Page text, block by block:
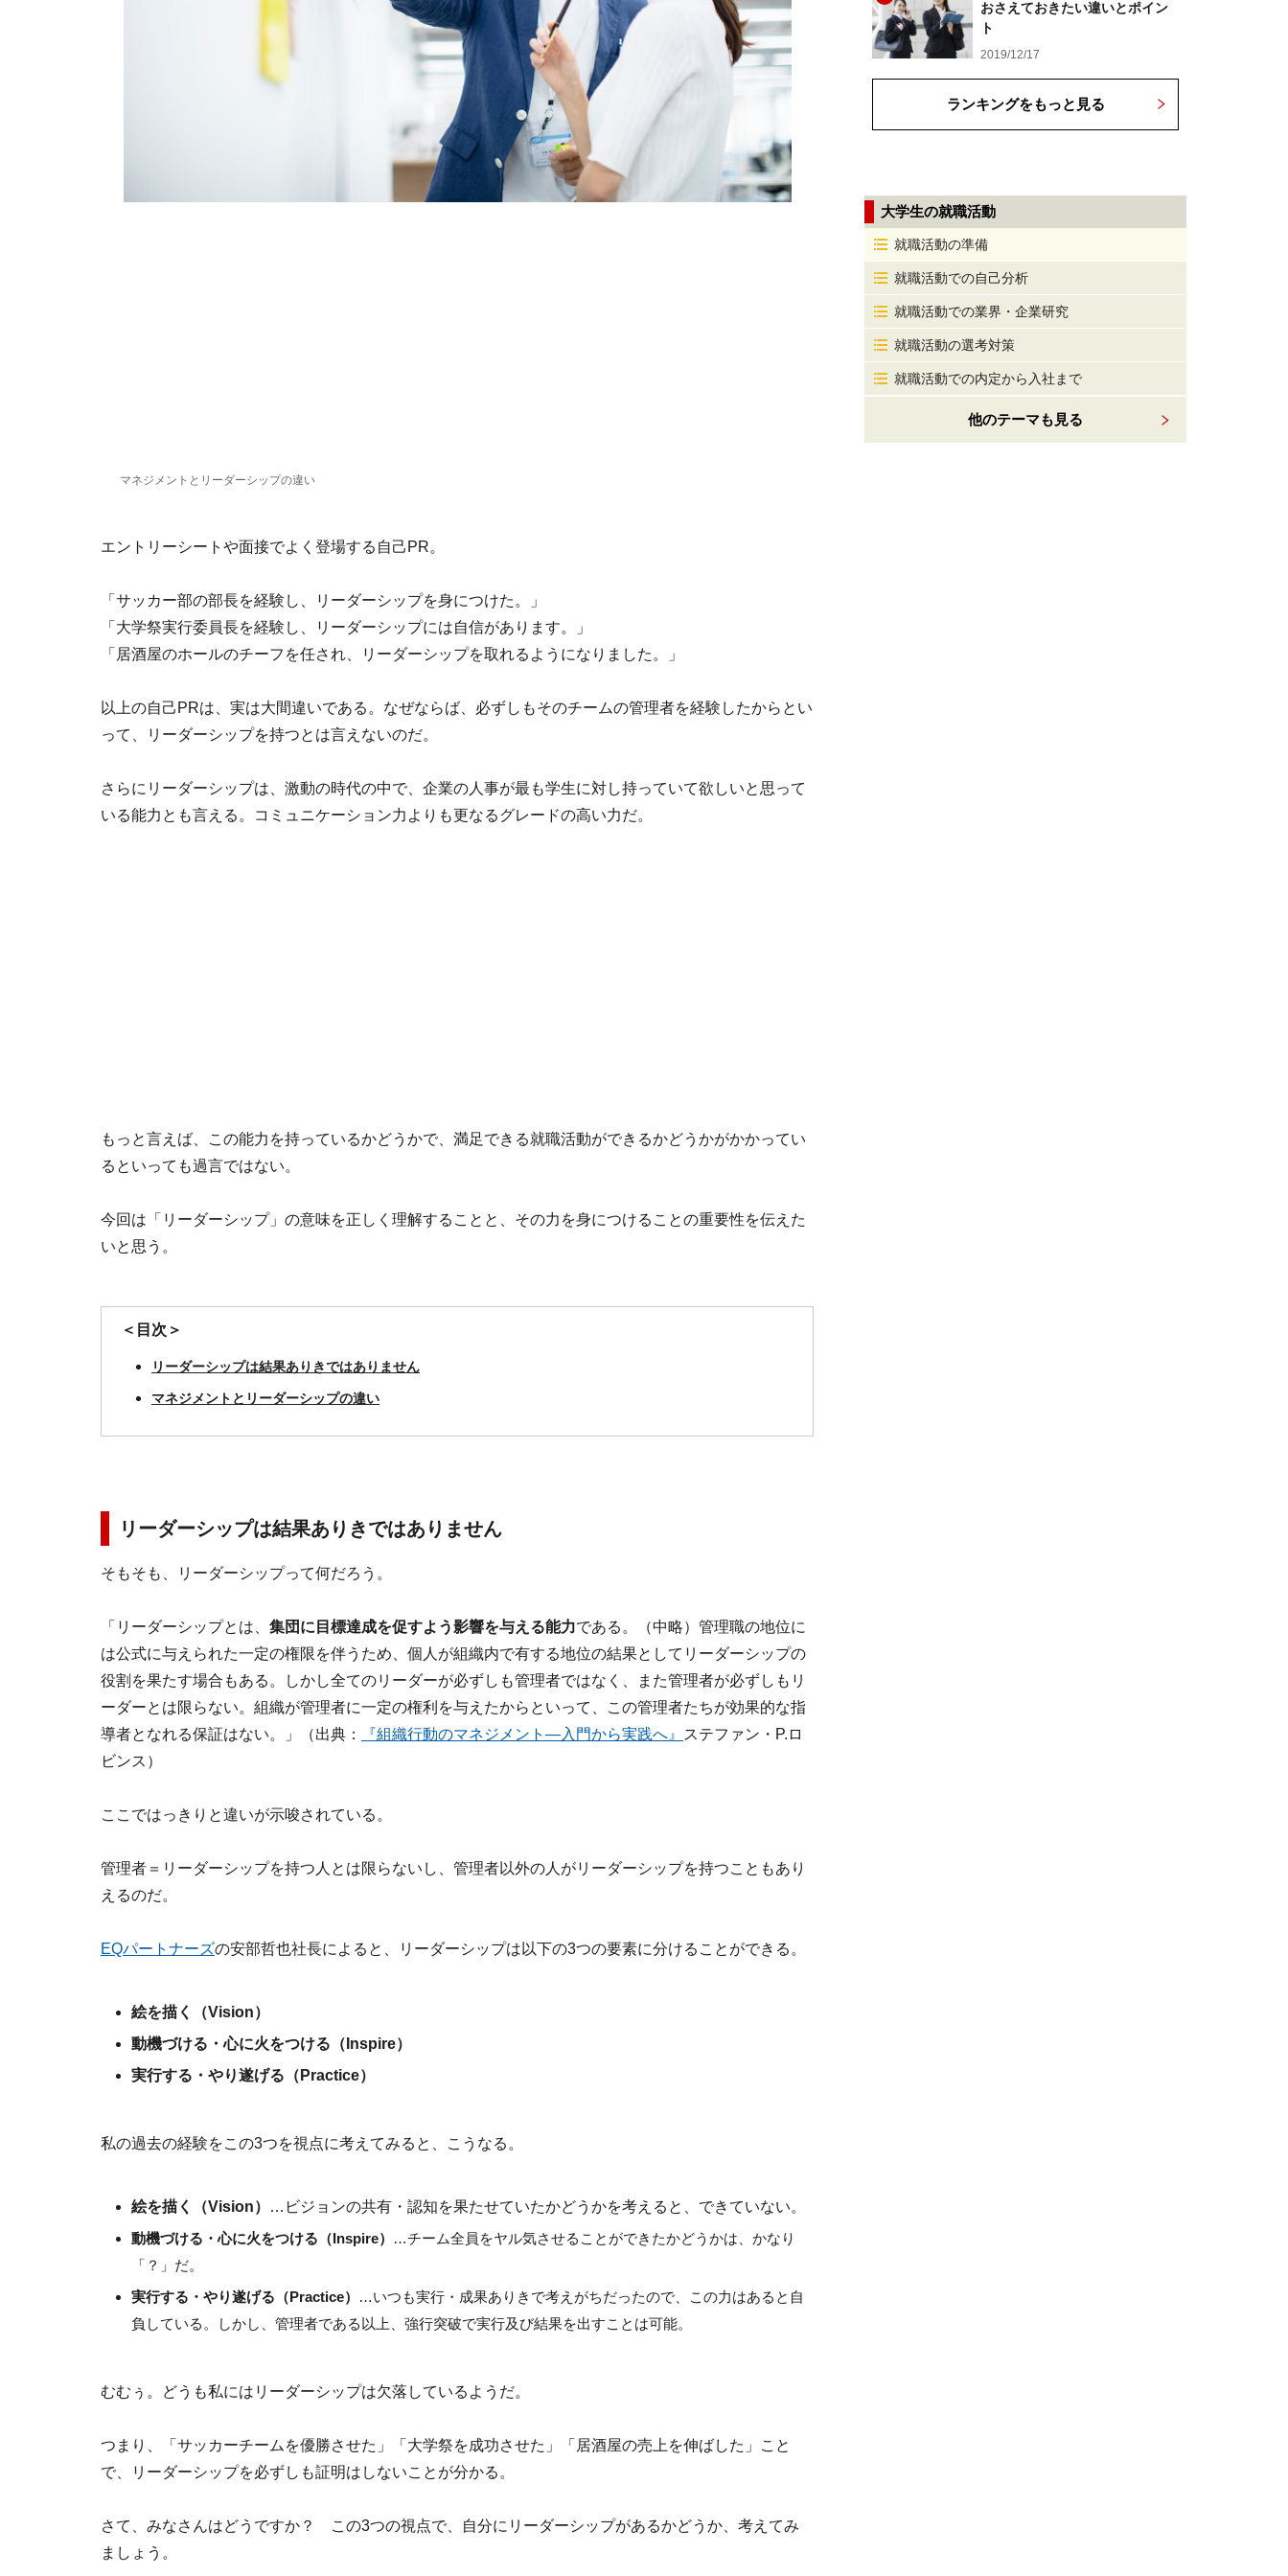
マネジメントとリーダーシップの違い
エントリーシートや面接でよく登場する自己PR。
「サッカー部の部長を経験し、リーダーシップを身につけた。」
「大学祭実行委員長を経験し、リーダーシップには自信があります。」
「居酒屋のホールのチーフを任され、リーダーシップを取れるようになりました。」
以上の自己PRは、実は大間違いである。なぜならば、必ずしもそのチームの管理者を経験したからとい
って、リーダーシップを持つとは言えないのだ。
さらにリーダーシップは、激動の時代の中で、企業の人事が最も学生に対し持っていて欲しいと思って
いる能力とも言える。コミュニケーション力よりも更なるグレードの高い力だ。
もっと言えば、この能力を持っているかどうかで、満足できる就職活動ができるかどうかがかかってい
るといっても過言ではない。
今回は「リーダーシップ」の意味を正しく理解することと、その力を身につけることの重要性を伝えた
いと思う。
＜目次＞
リーダーシップは結果ありきではありません
マネジメントとリーダーシップの違い
リーダーシップは結果ありきではありません
そもそも、リーダーシップって何だろう。
「リーダーシップとは、 集団に目標達成を促すよう影響を与える能力である。（中略）管理職の地位に
は公式に与えられた一定の権限を伴うため、個人が組織内で有する地位の結果としてリーダーシップの
役割を果たす場合もある。しかし全てのリーダーが必ずしも管理者ではなく、また管理者が必ずしもリ
ーダーとは限らない。組織が管理者に一定の権利を与えたからといって、この管理者たちが効果的な指
導者となれる保証はない。」（出典：
『組織行動のマネジメント―入門から実践へ』
ステファン・P.ロ
ビンス）
ここではっきりと違いが示唆されている。
管理者＝リーダーシップを持つ人とは限らないし、管理者以外の人がリーダーシップを持つこともあり
えるのだ。
EQパートナーズの安部哲也社長によると、リーダーシップは以下の3つの要素に分けることができる。
絵を描く（Vision）
動機づける・心に火をつける（Inspire）
実行する・やり遂げる（Practice）
私の過去の経験をこの3つを視点に考えてみると、こうなる。
絵を描く（Vision）
…ビジョンの共有・認知を果たせていたかどうかを考えると、できていない。
動機づける・心に火をつける（Inspire）
…チーム全員をヤル気させることができたかどうかは、かなり
「？」だ。
実行する・やり遂げる（Practice）
…いつも実行・成果ありきで考えがちだったので、この力はあると自
負している。しかし、管理者である以上、強行突破で実行及び結果を出すことは可能。
むむぅ。どうも私にはリーダーシップは欠落しているようだ。
つまり、「サッカーチームを優勝させた」「大学祭を成功させた」「居酒屋の売上を伸ばした」こと
で、リーダーシップを必ずしも証明はしないことが分かる。
さて、みなさんはどうですか？ この3つの視点で、自分にリーダーシップがあるかどうか、考えてみ
ましょう。
おさえておきたい違いとポイン
ト
2019/12/17
ランキングをもっと見る
大学生の就職活動
就職活動の準備
就職活動での自己分析
就職活動での業界・企業研究
就職活動の選考対策
就職活動での内定から入社まで
他のテーマも見る